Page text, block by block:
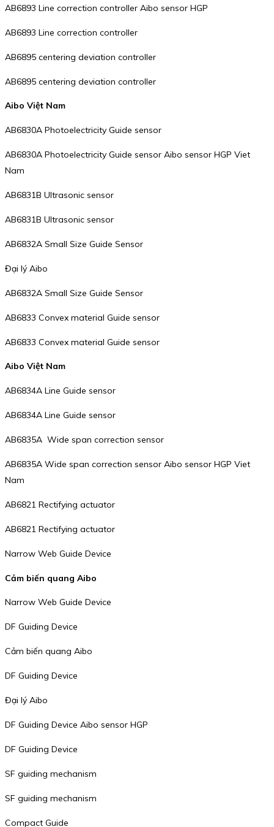
AB6893 Line correction controller Aibo sensor HGP
AB6893 Line correction controller
AB6895 centering deviation controller
AB6895 centering deviation controller
Aibo Việt Nam
AB6830A Photoelectricity Guide sensor
AB6830A Photoelectricity Guide sensor Aibo sensor HGP Viet
Nam
AB6831B Ultrasonic sensor
AB6831B Ultrasonic sensor
AB6832A Small Size Guide Sensor
Đại lý Aibo
AB6832A Small Size Guide Sensor
AB6833 Convex material Guide sensor
AB6833 Convex material Guide sensor
Aibo Việt Nam
AB6834A Line Guide sensor
AB6834A Line Guide sensor
AB6835A Wide span correction sensor
AB6835A Wide span correction sensor Aibo sensor HGP Viet
Nam
AB6821 Rectifying actuator
AB6821 Rectifying actuator
Narrow Web Guide Device
Cảm biến quang Aibo
Narrow Web Guide Device
DF Guiding Device
Cảm biến quang Aibo
DF Guiding Device
Đại lý Aibo
DF Guiding Device Aibo sensor HGP
DF Guiding Device
SF guiding mechanism
SF guiding mechanism
Compact Guide